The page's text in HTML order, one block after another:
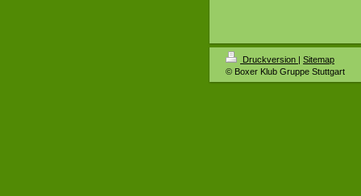
Druckversion | Sitemap
© Boxer Klub Gruppe Stuttgart